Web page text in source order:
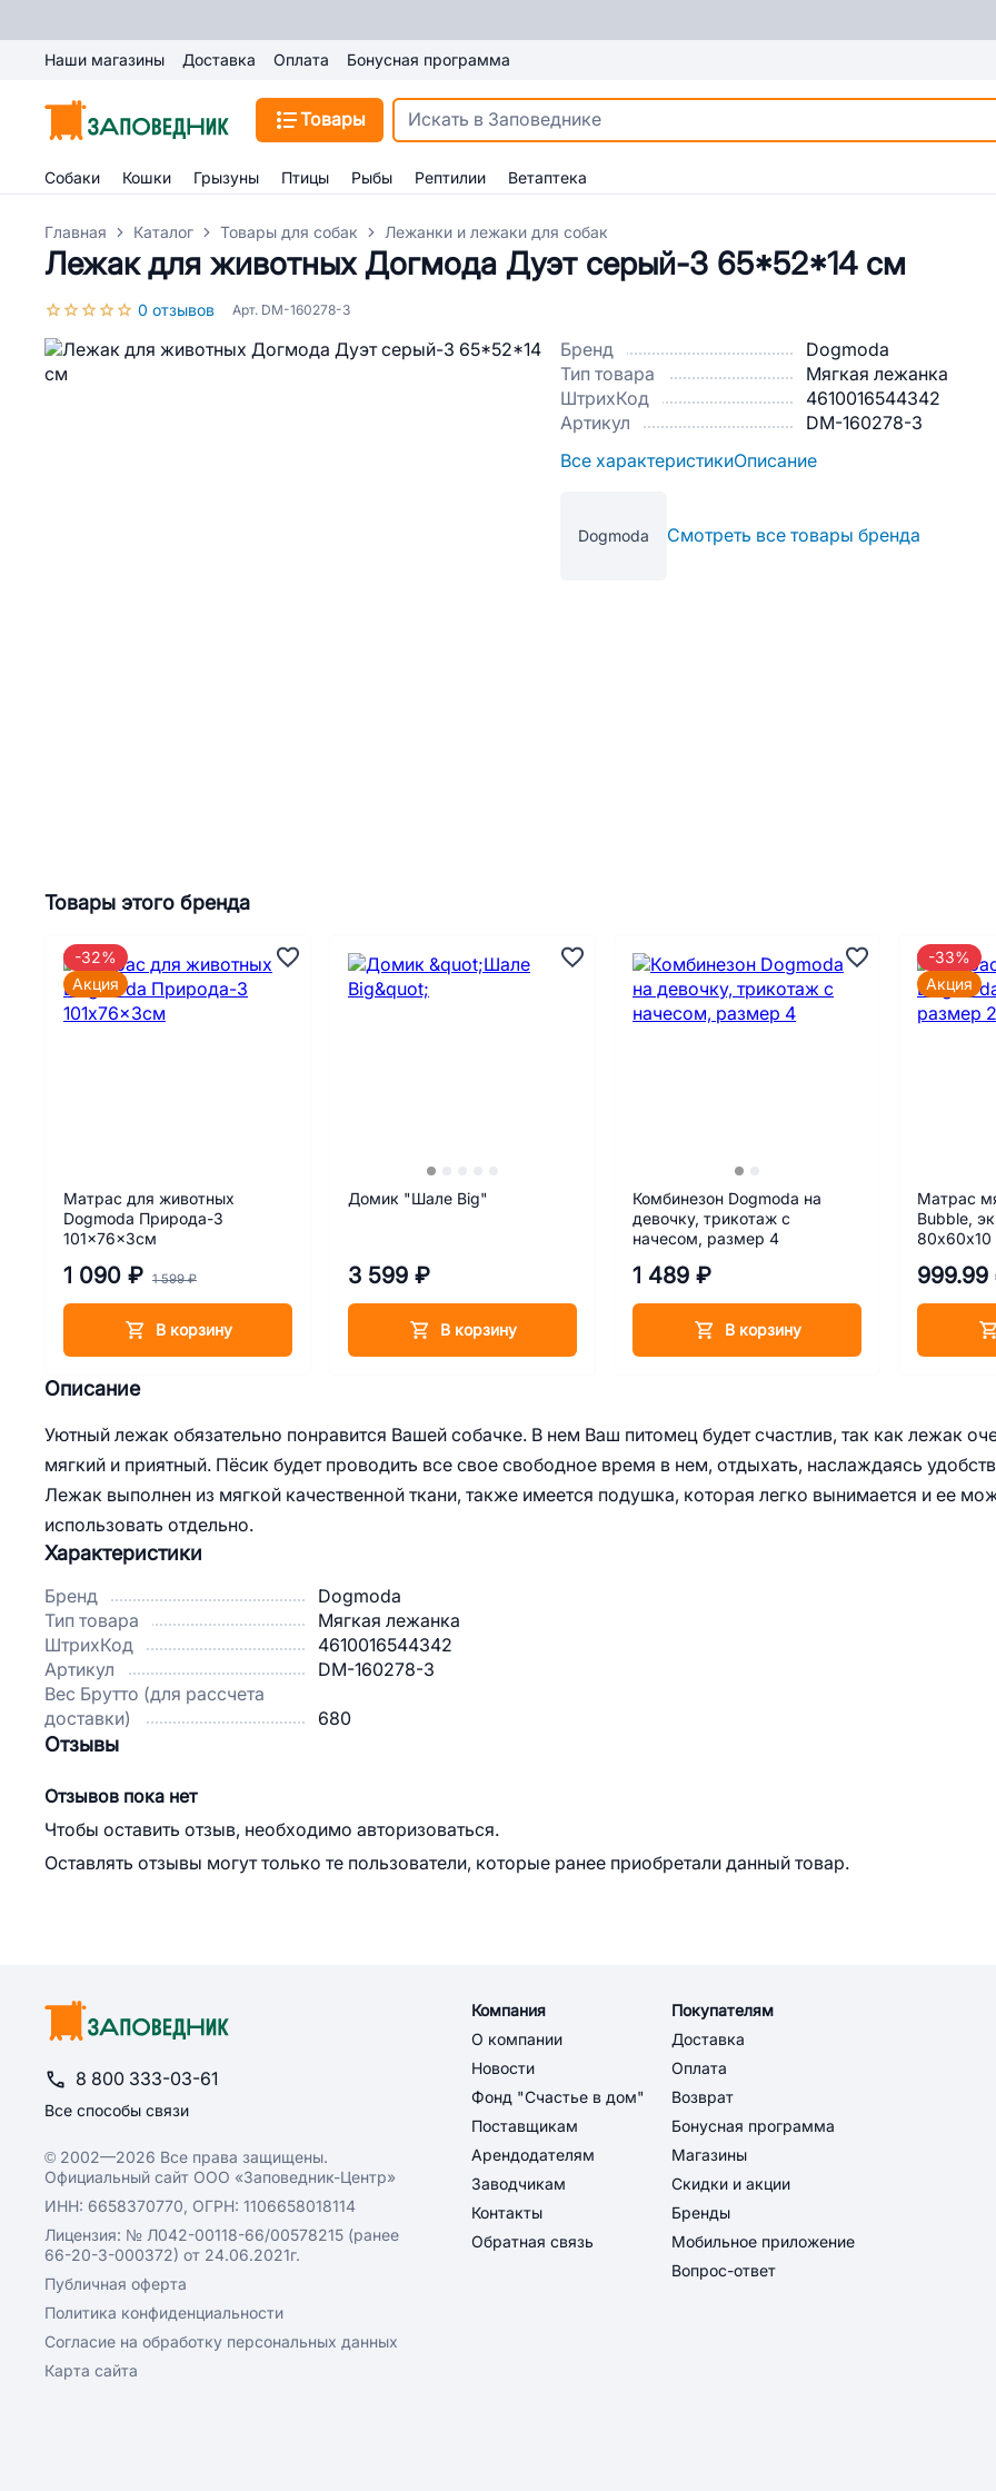
Наши магазины Доставка Оплата Бонусная программа
Товары
Собаки Кошки Грызуны Птицы Рыбы Рептилии Ветаптека
Главная Каталог Товары для собак Лежанки и лежаки для собак
Лежак для животных Догмода Дуэт серый-3 65*52*14 см
0 отзывов Арт. DM-160278-3
Бренд
Dogmoda
Тип товара
Мягкая лежанка
ШтрихКод
4610016544342
Артикул
DM-160278-3
Все характеристикиОписание
Dogmoda Смотреть все товары бренда
Описание
Уютный лежак обязательно понравится Вашей собачке. В нем Ваш питомец будет счастлив, так как лежак
мягкий и приятный. Пёсик будет проводить все свое свободное время в нем, отдыхать, наслаждаясь
Лежак выполнен из мягкой качественной ткани, также имеется подушка, которая легко вынимается и ее
использовать отдельно.
Товары этого бренда
Матрас для животных
Dogmoda Природа-3
101x76x3см
1 090 ₽ 1 599 ₽
В корзину
-32%
Акция
Домик "Шале Big"
3 599 ₽
В корзину
Комбинезон Dogmoda на
девочку, трикотаж с
начесом, размер 4
1 489 ₽
В корзину
Матрас
Bubble,
999.99
-33%
Акция
Характеристики
Бренд
Dogmoda
Тип товара
Мягкая лежанка
ШтрихКод
4610016544342
Артикул
DM-160278-3
Вес Брутто (для рассчета
доставки)
680
Отзывы
Отзывов пока нет
Чтобы оставить отзыв, необходимо авторизоваться.
Оставлять отзывы могут только те пользователи, которые ранее приобретали данный товар.
8 800 333-03-61
Все способы связи
© 2002—2026 Все права защищены.
Официальный сайт ООО «Заповедник-Центр»
ИНН: 6658370770, ОГРН: 1106658018114
Лицензия: № Л042-00118-66/00578215 (ранее
66-20-3-000372) от 24.06.2021г.
Публичная оферта
Политика конфиденциальности
Согласие на обработку персональных данных
Карта сайта
Компания
О компании
Новости
Фонд "Счастье в дом"
Поставщикам
Арендодателям
Заводчикам
Контакты
Обратная связь
Покупателям
Доставка
Оплата
Возврат
Бонусная программа
Магазины
Скидки и акции
Бренды
Мобильное приложение
Вопрос-ответ